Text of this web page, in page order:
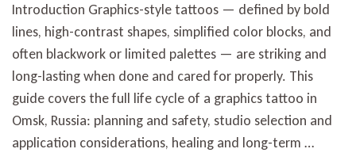
Introduction Graphics-style tattoos — defined by bold
lines, high-contrast shapes, simplified color blocks, and
often blackwork or limited palettes — are striking and
long-lasting when done and cared for properly. This
guide covers the full life cycle of a graphics tattoo in
Omsk, Russia: planning and safety, studio selection and
application considerations, healing and long-term …